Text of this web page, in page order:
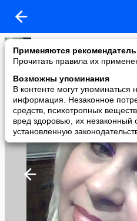
Применяются
Прочитать правила их
Возможны упоминания
В контенте могут упоминаться
информация. Незаконное
средств, психотропных
вред здоровью, их незаконный
установленную
Алла
added a photo
30 Jun в 17:03